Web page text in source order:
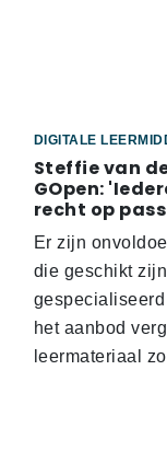
DIGITALE
Steffie van
GOpen:
recht op
Er zijn
die geschikt
het aanbod
leermateriaal